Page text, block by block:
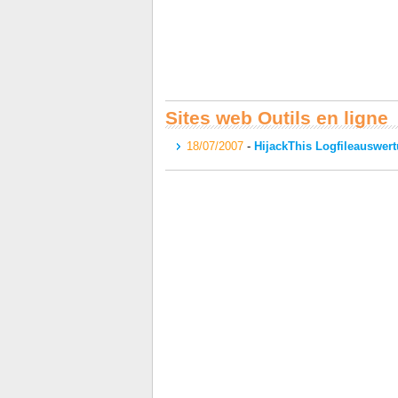
Sites web Outils en ligne
18/07/2007- HijackThis